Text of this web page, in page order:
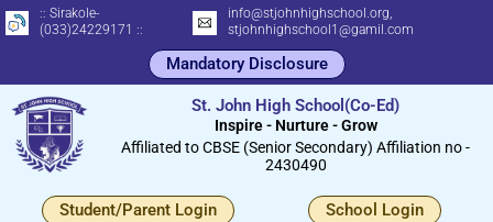
Skip
to
:: Sirakole-
(033)24229171 ::
info@stjohnhighschool.org,
stjohnhighschool1@gamil.com
Mandatory Disclosure
St. John High School(Co-Ed)
Inspire - Nurture - Grow
Affiliated to CBSE (Senior Secondary) Affiliation no -
2430490
Student/Parent Login School Login